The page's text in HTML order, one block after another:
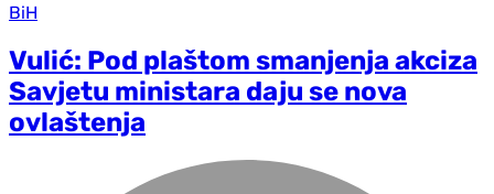
BiH
Vulić: Pod plaštom smanjenja akciza
Savjetu ministara daju se nova
ovlaštenja